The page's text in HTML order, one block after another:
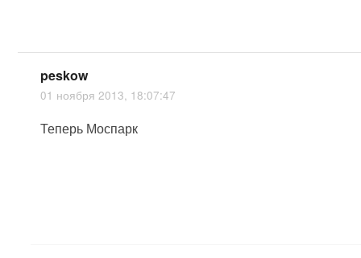
peskow
01 ноября 2013, 18:07:47
Теперь Моспарк